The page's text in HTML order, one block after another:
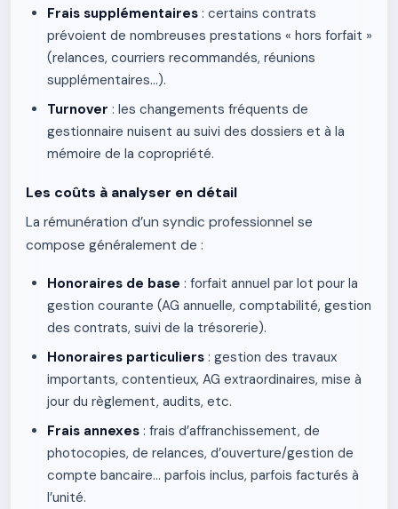
Frais supplémentaires : certains contrats
prévoient de nombreuses prestations « hors forfait »
(relances, courriers recommandés, réunions
supplémentaires…).
Turnover : les changements fréquents de
gestionnaire nuisent au suivi des dossiers et à la
mémoire de la copropriété.
Les coûts à analyser en détail
La rémunération d’un syndic professionnel se
compose généralement de :
Honoraires de base : forfait annuel par lot pour la
gestion courante (AG annuelle, comptabilité, gestion
des contrats, suivi de la trésorerie).
Honoraires particuliers : gestion des travaux
importants, contentieux, AG extraordinaires, mise à
jour du règlement, audits, etc.
Frais annexes : frais d’affranchissement, de
photocopies, de relances, d’ouverture/gestion de
compte bancaire… parfois inclus, parfois facturés à
l’unité.